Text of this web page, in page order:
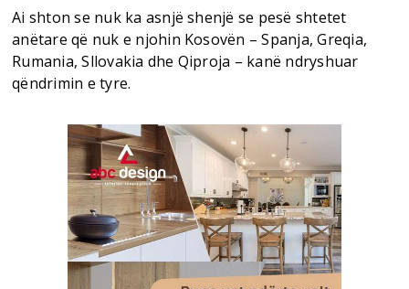
Ai shton se nuk ka asnjë shenjë se pesë shtetet
anëtare që nuk e njohin Kosovën – Spanja, Greqia,
Rumania, Sllovakia dhe Qiproja – kanë ndryshuar
qëndrimin e tyre.